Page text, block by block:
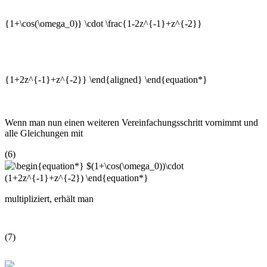
Wenn man nun einen weiteren Vereinfachungsschritt vornimmt und
alle Gleichungen mit
(6)
multipliziert, erhält man
(7)